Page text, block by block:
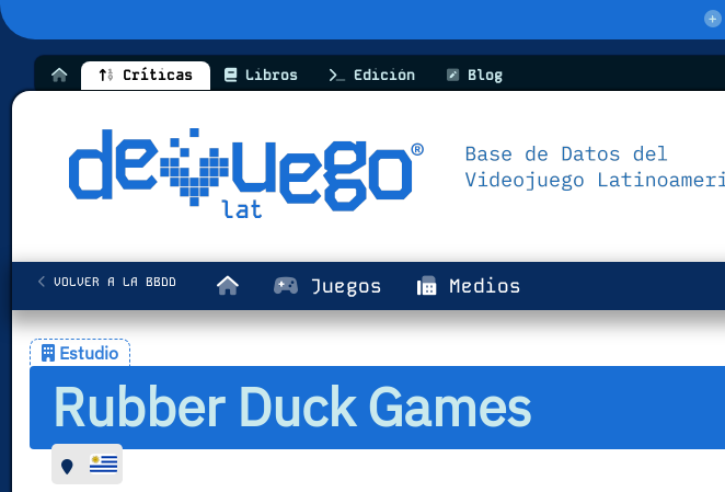
Críticas Libros Edición Blog
Juegos Medios
VOLVER A LA BBDD
Estudio
Rubber Duck Games